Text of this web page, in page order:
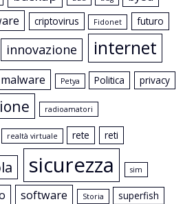
criptovirus Fidonet futuro
innovazione internet
malware Petya Politica privacy
radioamatori
realtà virtuale rete reti
sicurezza sim
software Storia
superfish